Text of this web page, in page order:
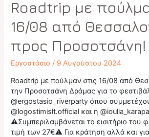
Roadtrip με
16/08 από
προς Προσοτσάνη!
Εργοστάσιο / 9 Αυγούστου 2024
Roadtrip με πούλμαν στις 16/08 από
την Προσοτσάνη Δράμας για το
@ergostasio_riverparty όπου
@logostimislt.official και η
⚠️Συμπεριλαμβάνεται το εισιτήριο του
τιμή των 27€⚠️ Για κράτηση αλλά και για